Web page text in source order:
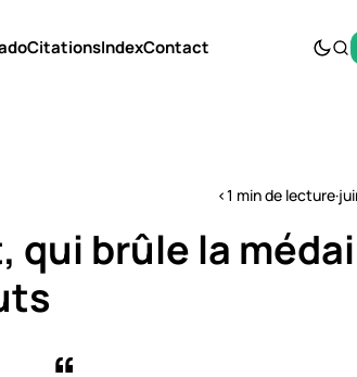
CitationsIndexContact
<1 min de lecture·
qui brûle la